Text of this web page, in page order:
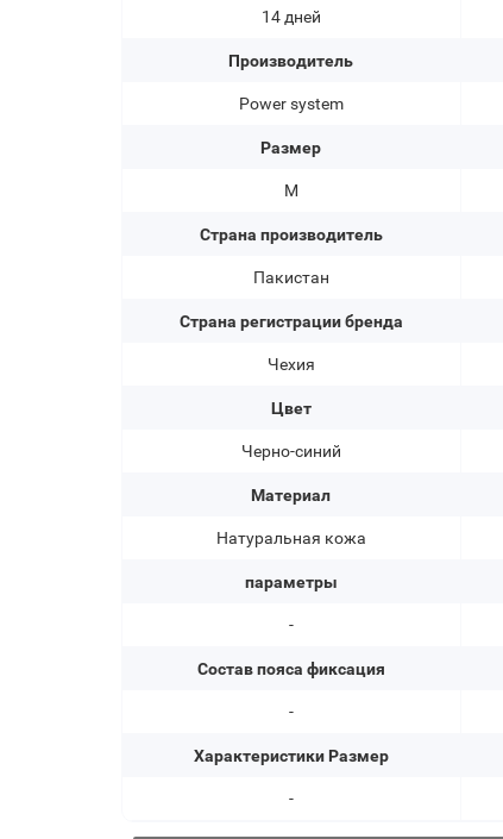
14 дней
Производитель
Power system
Размер
M
Страна производитель
Пакистан
Страна регистрации бренда
Чехия
Цвет
Черно-синий
Материал
Натуральная кожа
параметры
-
Состав пояса фиксация
-
Характеристики Размер
-